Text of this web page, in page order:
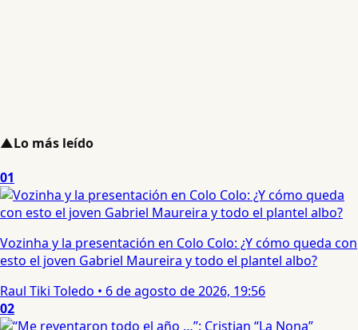
▲Lo más leído
01
Vozinha y la presentación en Colo Colo: ¿Y cómo queda con
esto el joven Gabriel Maureira y todo el plantel albo?
Raul Tiki Toledo • 6 de agosto de 2026, 19:56
02